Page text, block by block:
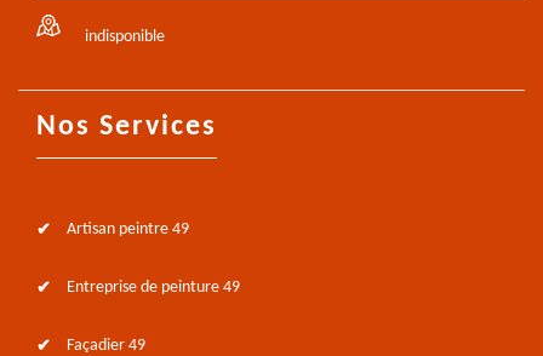
indisponible
Nos Services
Artisan peintre 49
Entreprise de peinture 49
Façadier 49